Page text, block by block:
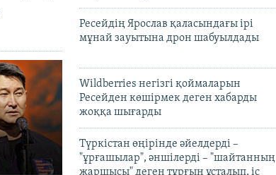
Ресейдің Ярослав қаласындағы ірі
мұнай зауытына дрон шабуылдады
Wildberries негізгі қоймаларын
Ресейден көшірмек деген хабарды
жоққа шығарды
Түркістан өңірінде әйелдерді –
"ұрғашылар", әншілерді – "шайтанның
жаршысы" деген тұрғын ұсталып, іс